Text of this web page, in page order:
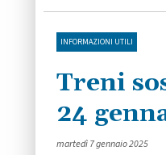
INFORMAZIONI UTILI
Treni
24
martedì 7 gennaio 2025